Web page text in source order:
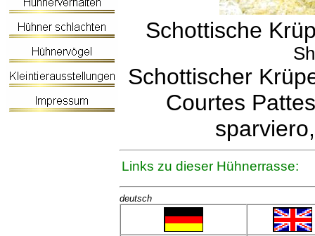
Schottische
Schottischer
Courtes
Links zu dieser Hühnerrasse:
deutsch